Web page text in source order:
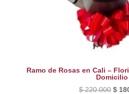
Ramo de Rosas en Cali –
Domicilio
$220.000 El
$